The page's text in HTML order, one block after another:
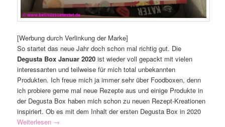
[Werbung durch Verlinkung der Marke]
So startet das neue Jahr doch schon mal richtig gut. Die
Degusta Box Januar 2020 ist wieder voll gepackt mit vielen
interessanten und teilweise für mich total unbekannten
Produkten. Ich freue mich ja immer sehr über Foodboxen, denn
ich probiere gerne mal neue Rezepte aus und einige Produkte in
der Degusta Box haben mich schon zu neuen Rezept-Kreationen
inspiriert. Ob es mit dem Inhalt der ersten Degusta Box in 2020
Weiterlesen →